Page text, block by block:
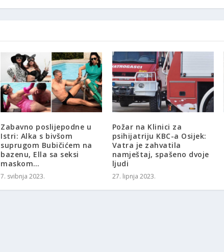
Zabavno poslijepodne u
Istri: Alka s bivšom
suprugom Bubičićem na
bazenu, Ella sa seksi
maskom…
7. svibnja 2023.
Požar na Klinici za
psihijatriju KBC-a Osijek:
Vatra je zahvatila
namještaj, spašeno dvoje
ljudi
27. lipnja 2023.